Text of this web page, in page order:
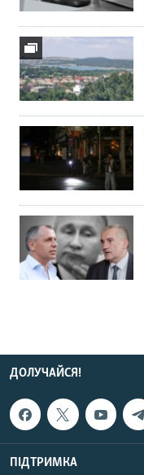
ДОЛУЧАЙСЯ!
ПІДТРИМКА